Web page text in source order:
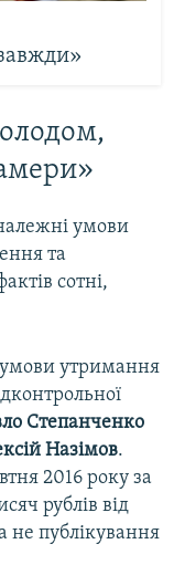
умови
та
сотні,
утримання
Степанченко
Назімов.
2016 року за
рублів від
не публікування